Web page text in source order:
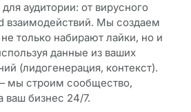
аудитории: от вирусного
взаимодействий. Мы создаем
только набирают лайки, но и
данные из ваших
(лидогенерация, контекст).
мы строим сообщество,
ваш бизнес 24/7.